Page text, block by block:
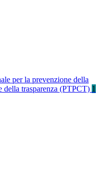
per la prevenzione della
della trasparenza (PTPCT) 1